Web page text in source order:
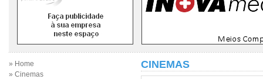
» Home
» Cinemas
CINEMAS